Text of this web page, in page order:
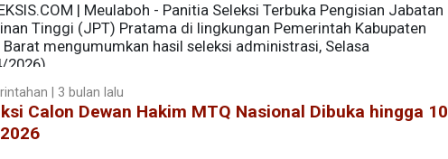
| Meulaboh - Panitia Seleksi Terbuka Pengisian Jabatan
Tinggi (JPT) Pratama di lingkungan Pemerintah Kabupaten
Barat mengumumkan hasil seleksi administrasi, Selasa
2026).
| 3 bulan lalu
Calon Dewan Hakim MTQ Nasional Dibuka hingga 10